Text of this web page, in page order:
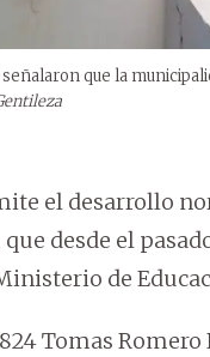
que la
el desarrollo
desde el
de
Tomas